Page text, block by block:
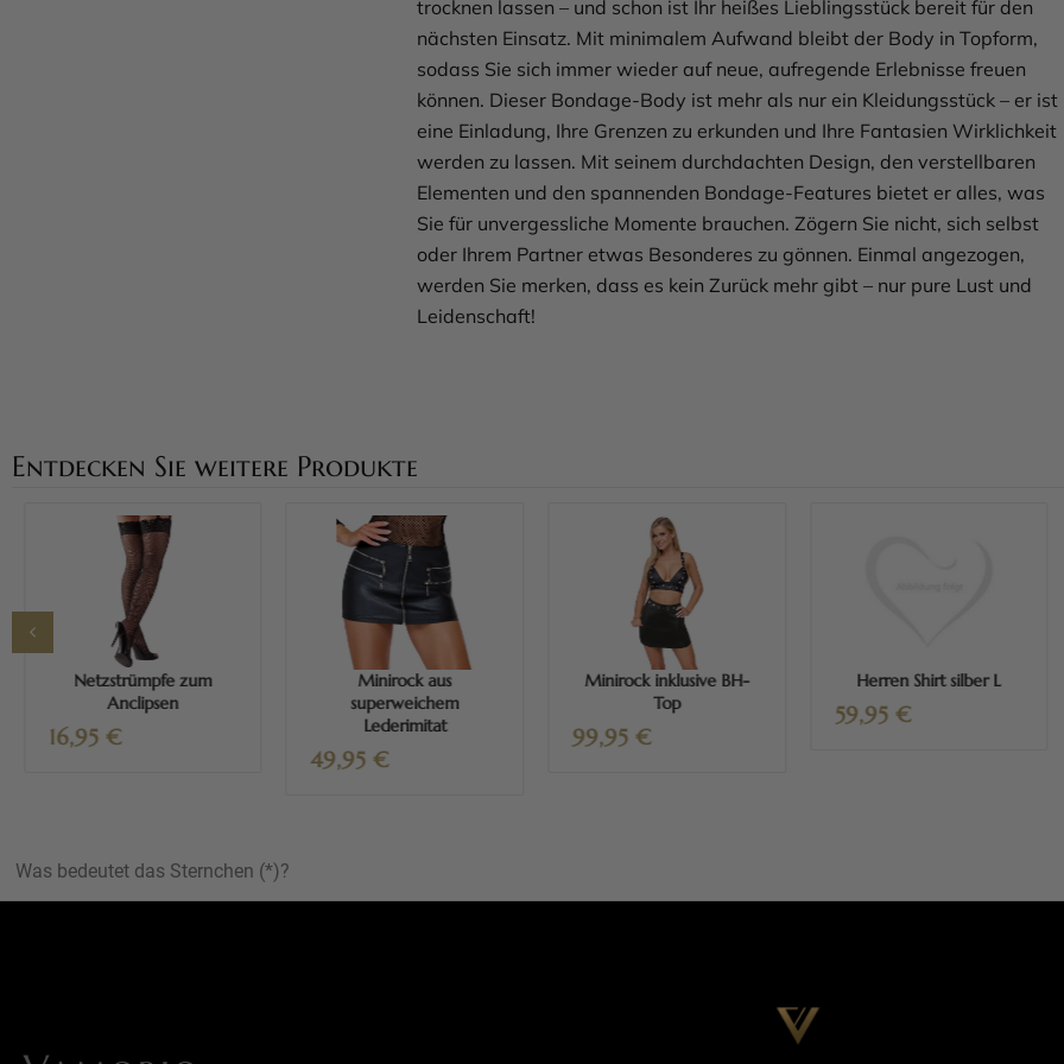
trocknen lassen – und schon ist Ihr heißes Lieblingsstück bereit für den
nächsten Einsatz. Mit minimalem Aufwand bleibt der Body in Topform,
sodass Sie sich immer wieder auf neue, aufregende Erlebnisse freuen
können. Dieser Bondage-Body ist mehr als nur ein Kleidungsstück – er ist
eine Einladung, Ihre Grenzen zu erkunden und Ihre Fantasien Wirklichkeit
werden zu lassen. Mit seinem durchdachten Design, den verstellbaren
Elementen und den spannenden Bondage-Features bietet er alles, was
Sie für unvergessliche Momente brauchen. Zögern Sie nicht, sich selbst
oder Ihrem Partner etwas Besonderes zu gönnen. Einmal angezogen,
werden Sie merken, dass es kein Zurück mehr gibt – nur pure Lust und
Leidenschaft!
Entdecken Sie weitere Produkte
Netzstrümpfe zum
Anclipsen
16,95 €
Mehr erfahren
Minirock aus
superweichem
Lederimitat
49,95€
Mehr erfahren
Minirock inklusive BH-
Top
99,95€
Mehr erfahren
Herren Shirt silber L
59,95 €
Was bedeutet das Sternchen (*)?